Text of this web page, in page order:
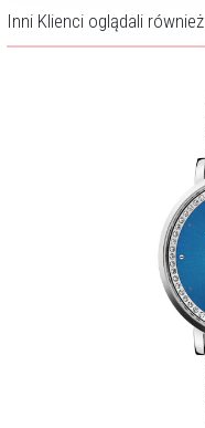
Inni Klienci oglądali również